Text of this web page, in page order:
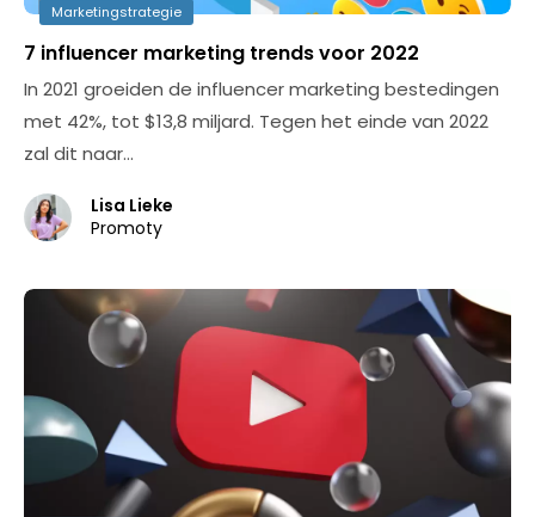
Marketingstrategie
7 influencer marketing trends voor 2022
In 2021 groeiden de influencer marketing bestedingen
met 42%, tot $13,8 miljard. Tegen het einde van 2022
zal dit naar…
Lisa Lieke
Promoty